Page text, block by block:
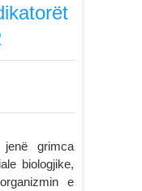
grimca
biologjike,
e